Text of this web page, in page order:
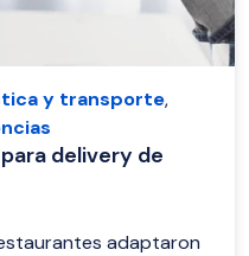
y transporte,
delivery de
adaptaron